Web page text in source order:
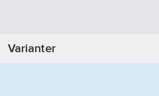
Varianter